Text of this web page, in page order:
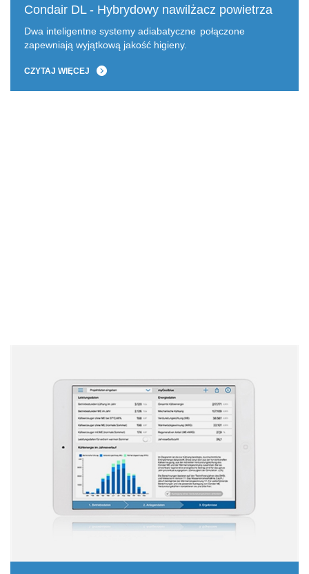
Condair DL - Hybrydowy nawilżacz powietrza
Dwa inteligentne systemy adiabatyczne połączone
zapewniają wyjątkową jakość higieny.
CZYTAJ WIĘCEJ